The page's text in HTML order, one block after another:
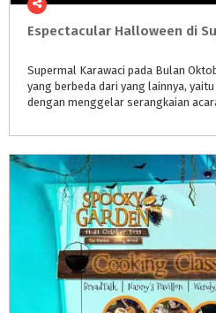
Espectacular Halloween di
Supermal Karawaci pada Bulan
yang berbeda dari yang lainnya,